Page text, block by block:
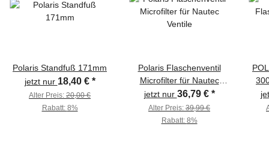
Polaris Standfuß 171mm
jetzt nur 18,40 € *
Alter Preis: 20,00 €
Rabatt: 8%
Polaris Flaschenventil
Microfilter für Nautec
Ventile
jetzt nur 36,79 € *
Alter Preis: 39,99 €
Rabatt: 8%